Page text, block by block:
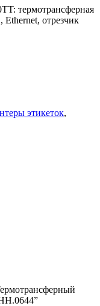
термотрансферная
отрезчик
этикеток,